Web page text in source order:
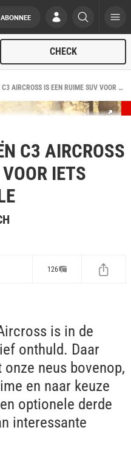
DE NIEUWE CITROËN C3 AIRCROSS IS EEN RUIME SUV VOOR MINDER DAN 30 MILLE
C3 AIRCROSS
IETS
126
is in de
onthuld. Daar
neus bovenop,
en naar keuze
optionele derde
interessante